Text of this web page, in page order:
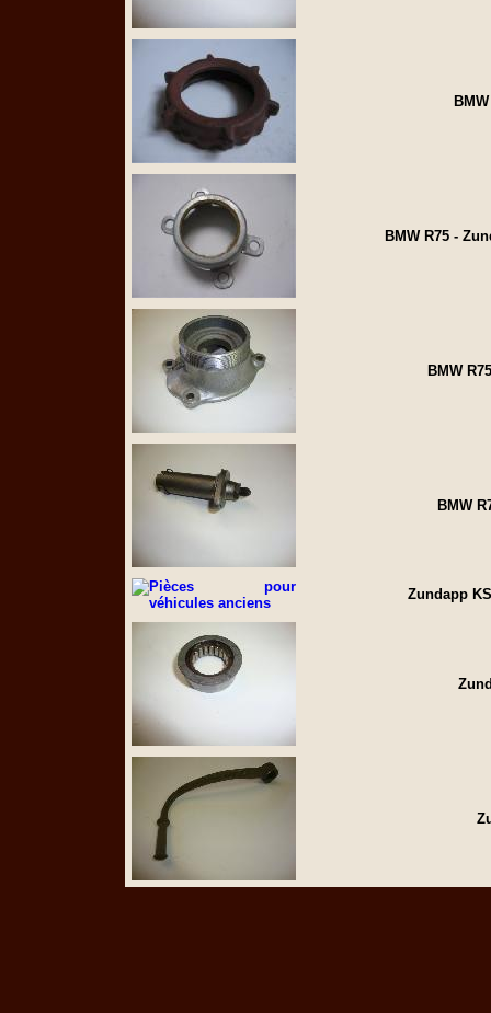
BMW R75 -
BMW
BMW
Zundapp